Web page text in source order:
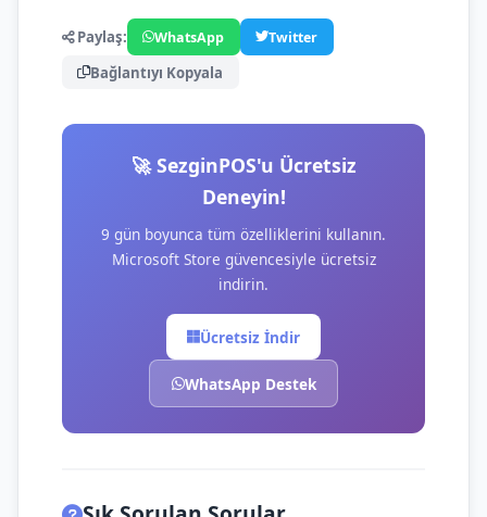
Paylaş: WhatsApp Twitter
Bağlantıyı Kopyala
🚀 SezginPOS'u Ücretsiz
Deneyin!
9 gün boyunca tüm özelliklerini kullanın.
Microsoft Store güvencesiyle ücretsiz
indirin.
Ücretsiz İndir
WhatsApp Destek